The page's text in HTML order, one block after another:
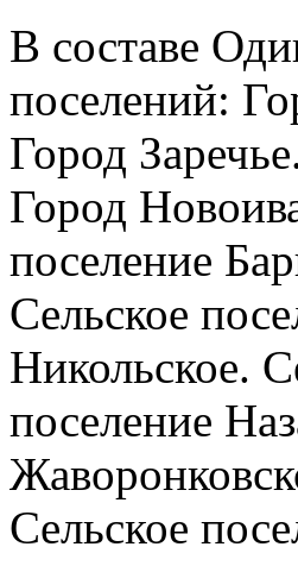
В составе
поселений:
Город
Город
поселение
Сельское
Никольское.
поселение
Сельское